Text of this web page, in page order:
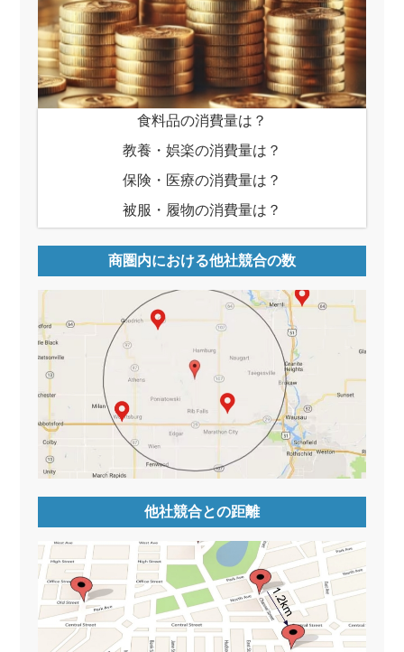
食料品の消費量は？
教養・娯楽の消費量は？
保険・医療の消費量は？
被服・履物の消費量は？
商圏内における他社競合の数
他社競合との距離